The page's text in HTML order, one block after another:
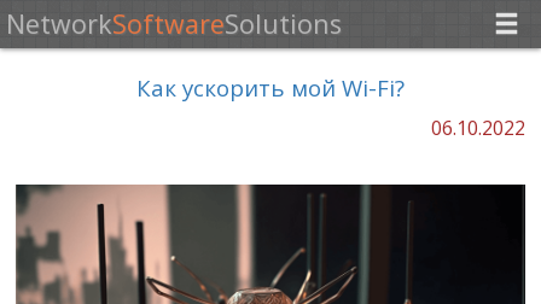
NetworkSoftwareSolutions
Как ускорить мой Wi-Fi?
06.10.2022